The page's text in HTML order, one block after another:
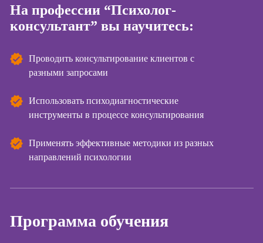
Онлайн-обучение
Курсы
Курсы по
поисковой
На профессии “Психолог-
консультант” вы научитесь:
Проводить консультирование клиентов с
разными запросами
Использовать психодиагностические
инструменты в процессе консультирования
Применять эффективные методики из разных
направлений психологии
Программа обучения